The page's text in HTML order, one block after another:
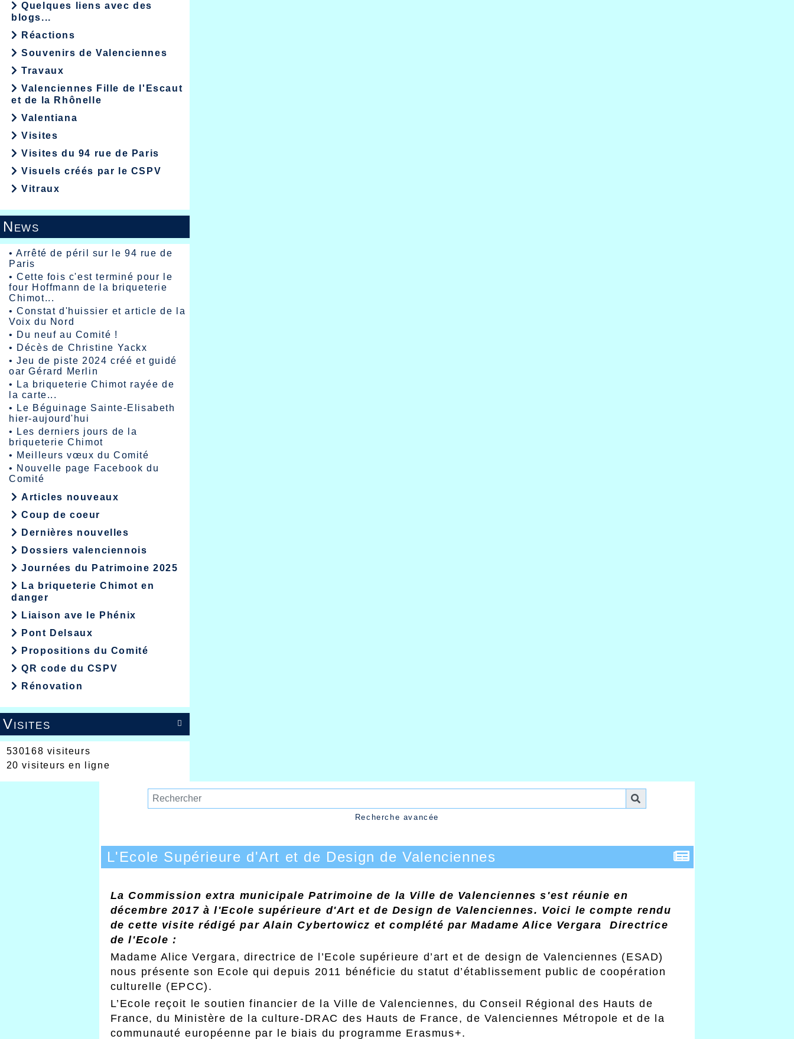
Quelques liens avec des
blogs...
Réactions
Souvenirs de Valenciennes
Travaux
Valenciennes Fille de l'Escaut
et de la Rhônelle
Valentiana
Visites
Visites du 94 rue de Paris
Visuels créés par le CSPV
Vitraux
News
•Arrêté de péril sur le 94 rue de
Paris
•Cette fois c'est terminé pour le
four Hoffmann de la briqueterie
Chimot...
•Constat d'huissier et article de la
Voix du Nord
• Du neuf au Comité !
• Décès de Christine Yackx
•Jeu de piste 2024 créé et guidé
oar Gérard Merlin
•
La briqueterie Chimot rayée de
la carte...
•
Le Béguinage Sainte-Elisabeth
hier-aujourd'hui
•
Les derniers jours de la
briqueterie Chimot
• Meilleurs vœux du Comité
• Nouvelle page Facebook du
Comité
Articles nouveaux
Coup de coeur
Dernières nouvelles
Dossiers valenciennois
Journées du Patrimoine 2025
La briqueterie Chimot en
danger
Liaison ave le Phénix
Pont Delsaux
Propositions du Comité
QR code du CSPV
Rénovation

Visites
530168 visiteurs
20 visiteurs en ligne
Recherche avancée
L'Ecole Supérieure d'Art et de Design de Valenciennes
La Commission extra municipale Patrimoine de la Ville de Valenciennes s'est réunie en
décembre 2017 à l'Ecole supérieure d'Art et de Design de Valenciennes. Voici le compte rendu
de cette visite rédigé par Alain Cybertowicz et complété par Madame Alice Vergara Directrice
de l'Ecole :
Madame Alice Vergara, directrice de l’Ecole supérieure d’art et de design de Valenciennes (ESAD)
nous présente son Ecole qui depuis 2011 bénéficie du statut d’établissement public de coopération
culturelle (EPCC).
L’Ecole reçoit le soutien financier de la Ville de Valenciennes, du Conseil Régional des Hauts de
France, du Ministère de la culture-DRAC des Hauts de France, de Valenciennes Métropole et de la
communauté européenne par le biais du programme Erasmus+.